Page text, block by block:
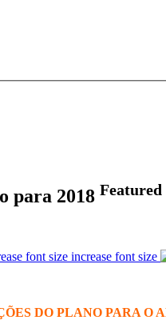
para 2018 Featured
increase font size
DO PLANO PARA O